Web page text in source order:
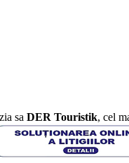
un depozit), iluminat
sa DER Touristik, cel